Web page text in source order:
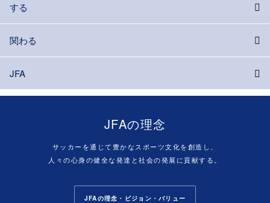
する
関わる
JFA
JFAの理念
サッカーを通じて豊かなスポーツ文化を創造し、
人々の心身の健全な発達と社会の発展に貢献する。
JFAの理念・ビジョン・バリュー